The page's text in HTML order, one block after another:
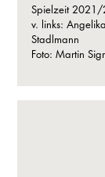
Spielzeit
v. links:
Stadlmann
Foto: Martin